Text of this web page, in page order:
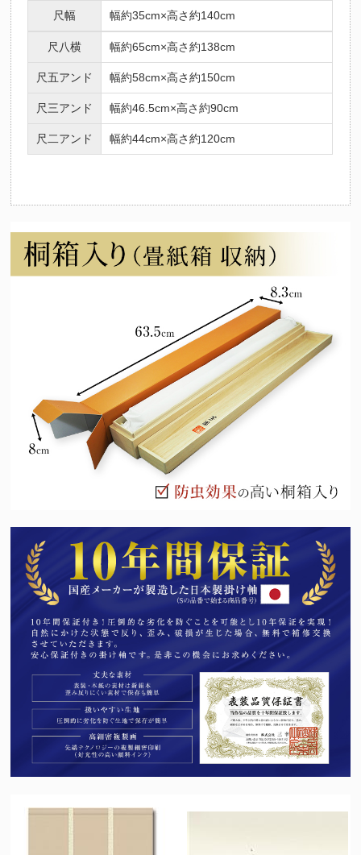
尺幅 幅約35cm×高さ約140cm
尺八横 幅約65cm×高さ約138cm
尺五アンド 幅約58cm×高さ約150cm
尺三アンド 幅約46.5cm×高さ約90cm
尺二アンド 幅約44cm×高さ約120cm